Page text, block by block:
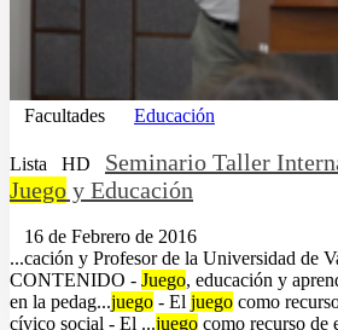
Facultades Educación
Lista HD
Seminario Taller
Juego y Educación
16 de Febrero de 2016
...cación y Profesor de la Universidad de
CONTENIDO - Juego, educación y
en la pedag...juego - El juego como
cívico social - El ...juego como recurso de